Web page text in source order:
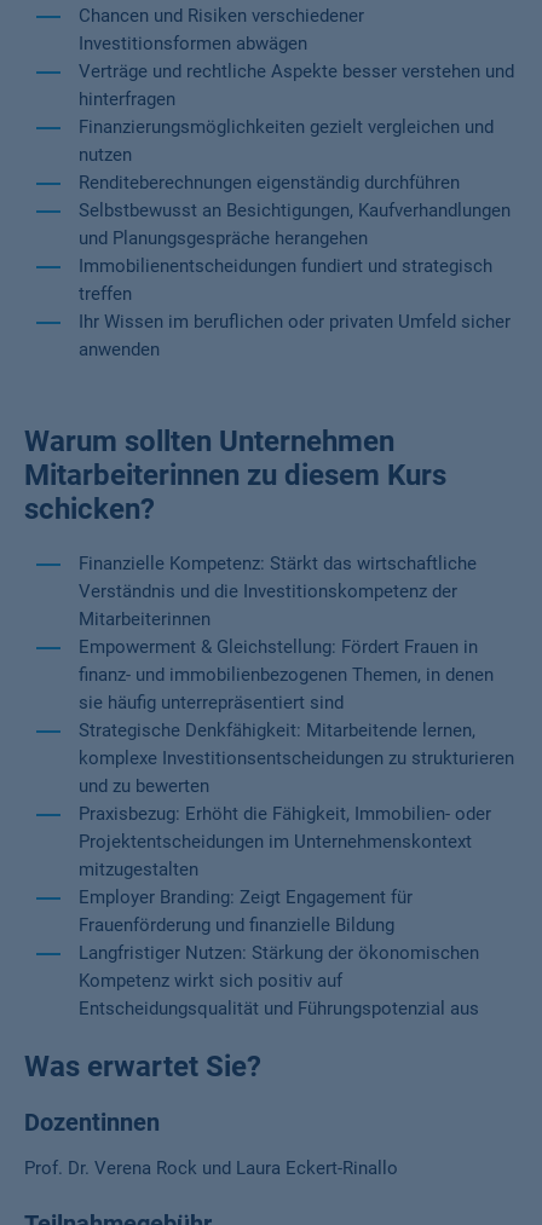
Chancen und Risiken verschiedener
Investitionsformen abwägen
Verträge und rechtliche Aspekte besser verstehen und
hinterfragen
Finanzierungsmöglichkeiten gezielt vergleichen und
nutzen
Renditeberechnungen eigenständig durchführen
Selbstbewusst an Besichtigungen, Kaufverhandlungen
und Planungsgespräche herangehen
Immobilienentscheidungen fundiert und strategisch
treffen
Ihr Wissen im beruflichen oder privaten Umfeld sicher
anwenden
Warum sollten Unternehmen
Mitarbeiterinnen zu diesem Kurs
schicken?
Finanzielle Kompetenz: Stärkt das wirtschaftliche
Verständnis und die Investitionskompetenz der
Mitarbeiterinnen
Empowerment & Gleichstellung: Fördert Frauen in
finanz- und immobilienbezogenen Themen, in denen
sie häufig unterrepräsentiert sind
Strategische Denkfähigkeit: Mitarbeitende lernen,
komplexe Investitionsentscheidungen zu strukturieren
und zu bewerten
Praxisbezug: Erhöht die Fähigkeit, Immobilien- oder
Projektentscheidungen im Unternehmenskontext
mitzugestalten
Employer Branding: Zeigt Engagement für
Frauenförderung und finanzielle Bildung
Langfristiger Nutzen: Stärkung der ökonomischen
Kompetenz wirkt sich positiv auf
Entscheidungsqualität und Führungspotenzial aus
Was erwartet Sie?
Dozentinnen
Prof. Dr. Verena Rock und Laura Eckert-Rinallo